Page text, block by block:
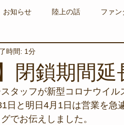
お知らせ 陸上の話 ファン
ワカメの養殖
サンゴの保全活動 取材 作
閉鎖期間延
時間: 1分
タッフが新型コロナウイ
日と明日4月1日は営業を急
でお伝えしました。